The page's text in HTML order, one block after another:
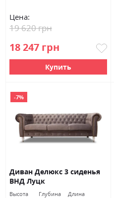
Цена:
18 247 грн
19 620 грн
Купить
-7%
Диван Делюкс 3 сиденья
ВНД Луцк
Высота Глубина Длина